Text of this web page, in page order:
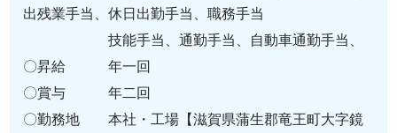
出残業手当、休日出勤手当、職務手当
技能手当、通勤手当、自動車通勤手当、
〇昇給 年一回
〇賞与 年二回
〇勤務地 本社・工場【滋賀県蒲生郡竜王町大字鏡